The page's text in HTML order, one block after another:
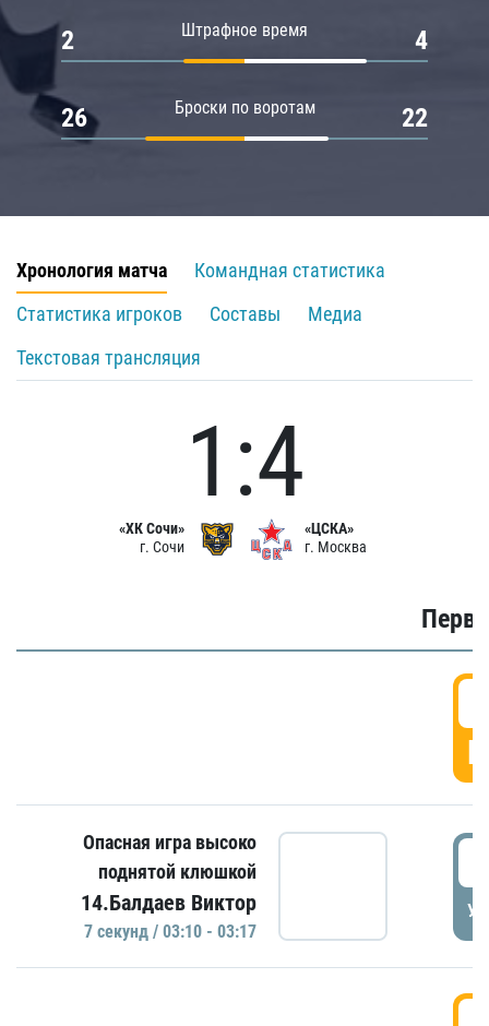
Штрафное время
2 4
Броски по воротам
26 22
Хронология матча
Командная статистика
Статистика игроков
Составы
Медиа
Текстовая трансляция
«ХК Сочи»
г. Сочи
1:4
«ЦСКА»
г. Москва
Опасная игра высоко
поднятой клюшкой
14.Балдаев Виктор
7 секунд / 03:10 - 03:17